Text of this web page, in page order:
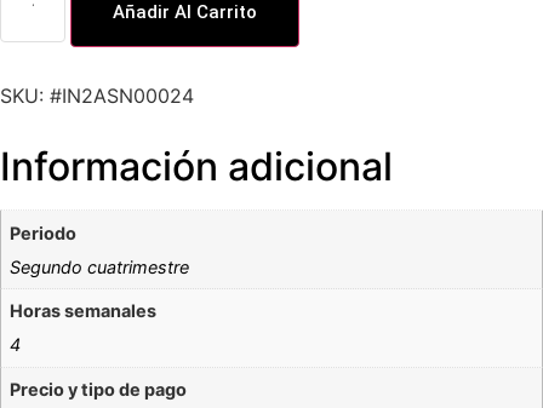
Añadir Al Carrito
SKU: #IN2ASN00024
Información adicional
Periodo
Segundo cuatrimestre
Horas semanales
4
Precio y tipo de pago